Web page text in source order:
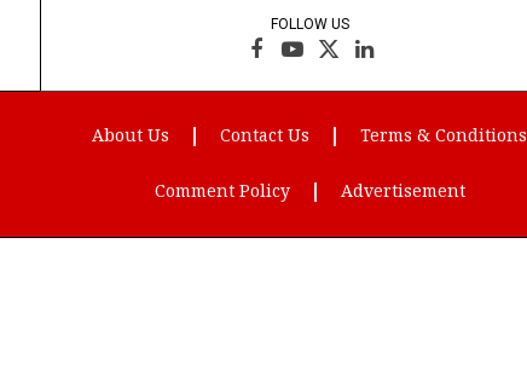
FOLLOW US
Facebook
YouTube
X
(Twitter)
LinkedIn
About Us Contact Us Terms & Conditions
Comment Policy Advertisement